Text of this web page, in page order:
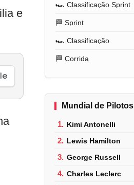
e
🏎️ Classificação Sprint
🏁 Sprint
🏎️ Classificação
🏁 Corrida
Mundial de Pilotos
1. Kimi Antonelli
2. Lewis Hamilton
3. George Russell
4. Charles Leclerc